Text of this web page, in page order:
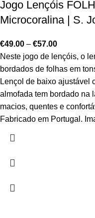
Jogo Lençóis
Microcoralina | S.
€49.00 – €57.00
Neste jogo de lençóis, o
bordados de folhas em
Lençol de baixo ajustável
almofada tem bordado na
macios, quentes e
Fabricado em Portugal.